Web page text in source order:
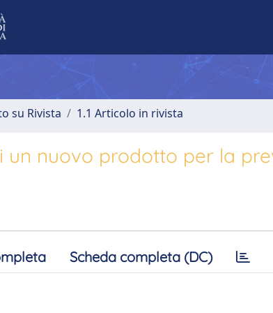
su Rivista 1.1 Articolo in rivista
un nuovo prodotto per la
Scheda completa (DC)